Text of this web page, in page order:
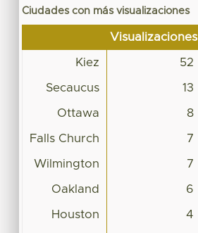
Ciudades con más visualizaciones
Visualizaciones
Kiez 52
Secaucus 13
Ottawa 8
Falls Church 7
Wilmington 7
Oakland 6
Houston 4